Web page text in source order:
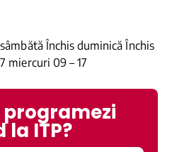
Închis duminică Închis
miercuri 09 – 17
programezi
la ITP?